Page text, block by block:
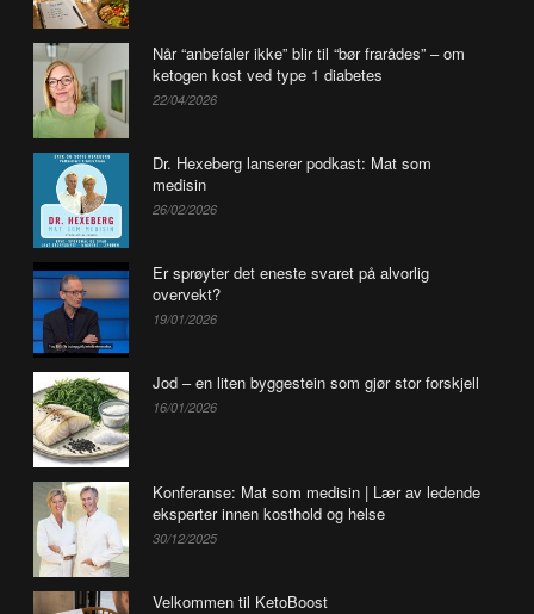
Når “anbefaler ikke” blir til “bør frarådes” – om
ketogen kost ved type 1 diabetes
22/04/2026
Dr. Hexeberg lanserer podkast: Mat som
medisin
26/02/2026
Er sprøyter det eneste svaret på alvorlig
overvekt?
19/01/2026
Jod – en liten byggestein som gjør stor forskjell
16/01/2026
Konferanse: Mat som medisin | Lær av ledende
eksperter innen kosthold og helse
30/12/2025
Velkommen til KetoBoost